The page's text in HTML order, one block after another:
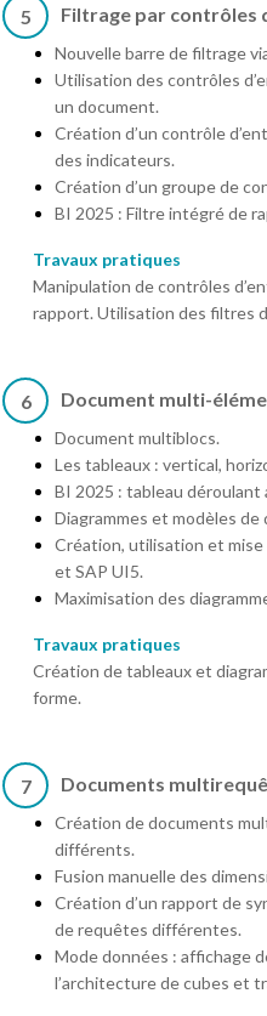
5 Filtrage par contrôles
Nouvelle barre de filtrage
Utilisation des contrôles
un document.
Création d’un contrôle
des indicateurs.
Création d’un groupe de
BI 2025 : Filtre intégré de
Travaux pratiques
Manipulation de contrôles
rapport. Utilisation des filtres
6 Document multi-
Document multiblocs.
Les tableaux : vertical,
BI 2025 : tableau déroulant
Diagrammes et modèles de
Création, utilisation et mise
et SAP UI5.
Maximisation des
Travaux pratiques
Création de tableaux et
forme.
7 Documents
Création de documents
différents.
Fusion manuelle des
Création d’un rapport de
de requêtes différentes.
Mode données : affichage
l’architecture de cubes et